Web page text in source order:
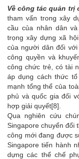
Về công tác quản trị
tham vấn trong xây
cầu của nhân dân
trọng xây dựng xã
của người dân đối
công quyền và
công chức trẻ, có tài
áp dụng cách thức
mạnh tổng thể của
phủ và quốc gia đối
hợp giải quyết[8]
Qua nghiên cứu
Singapore chuyển đổi
công mới đang được
Singapore tiến hành
dựng các thể chế